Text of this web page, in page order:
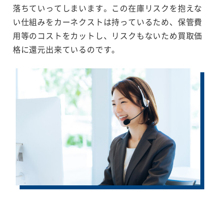
落ちていってしまいます。この在庫リスクを抱えな
い仕組みをカーネクストは持っているため、保管費
用等のコストをカットし、リスクもないため買取価
格に還元出来ているのです。